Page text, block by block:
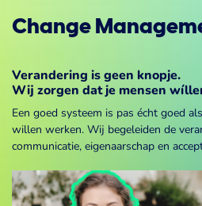
Change
Verandering is geen knopje.
Wij zorgen dat je mensen
Een goed systeem is pas écht goed
willen werken. Wij begeleiden de
communicatie, eigenaarschap en